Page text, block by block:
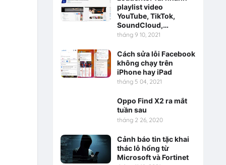
playlist video
YouTube, TikTok,
SoundCloud,…
tháng 9 10, 2021
Cách sửa lỗi Facebook
không chạy trên
iPhone hay iPad
tháng 5 04, 2021
Oppo Find X2 ra mắt
tuần sau
tháng 2 26, 2020
Cảnh báo tin tặc khai
thác lỗ hổng từ
Microsoft và Fortinet